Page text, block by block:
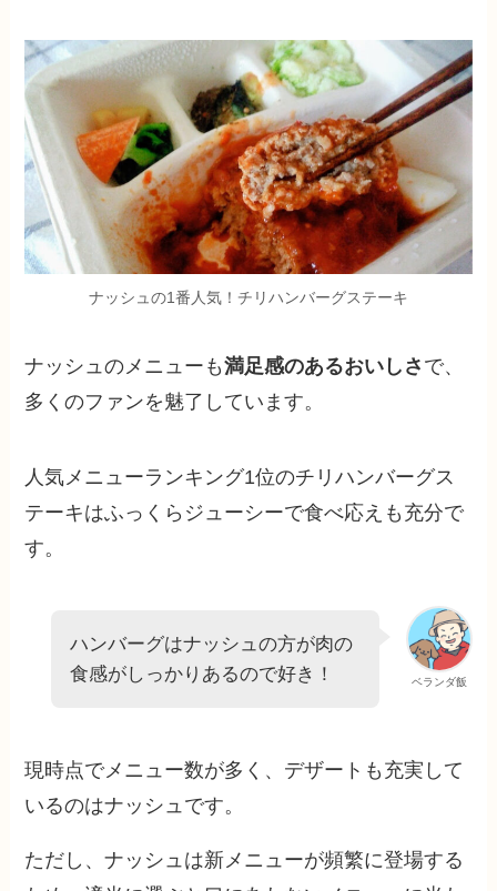
ナッシュの1番人気！チリハンバーグステーキ
ナッシュのメニューも満足感のあるおいしさ で、
多くのファンを魅了しています。
人気メニューランキング1位のチリハンバーグス
テーキはふっくらジューシーで食べ応えも充分で
す。
ベランダ飯
ハンバーグはナッシュの方が肉の
食感がしっかりあるので好き！
現時点でメニュー数が多く、デザートも充実して
いるのはナッシュです。
ただし、ナッシュは新メニューが頻繁に登場する